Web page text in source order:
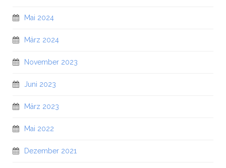
Mai 2024
März 2024
November 2023
Juni 2023
März 2023
Mai 2022
Dezember 2021